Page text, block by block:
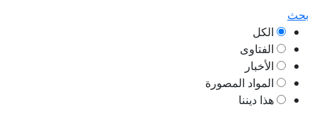
بحث
الكل
الفتاوى
الأخبار
المواد المصورة
هذا ديننا